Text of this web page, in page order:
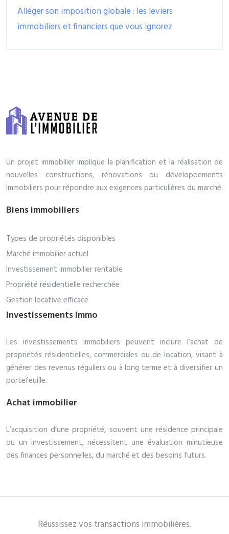
Alléger son imposition globale : les leviers
immobiliers et financiers que vous ignorez
Un projet immobilier implique la planification et la réalisation de
nouvelles constructions, rénovations ou développements
immobiliers pour répondre aux exigences particulières du marché.
Biens immobiliers
Types de propriétés disponibles
Marché immobilier actuel
Investissement immobilier rentable
Propriété résidentielle recherchée
Gestion locative efficace
Investissements immo
Les investissements immobiliers peuvent inclure l’achat de
propriétés résidentielles, commerciales ou de location, visant à
générer des revenus réguliers ou à long terme et à diversifier un
portefeuille.
Achat immobilier
L’acquisition d’une propriété, souvent une résidence principale
ou un investissement, nécessitent une évaluation minutieuse
des finances personnelles, du marché et des besoins futurs.
Réussissez vos transactions immobilières.